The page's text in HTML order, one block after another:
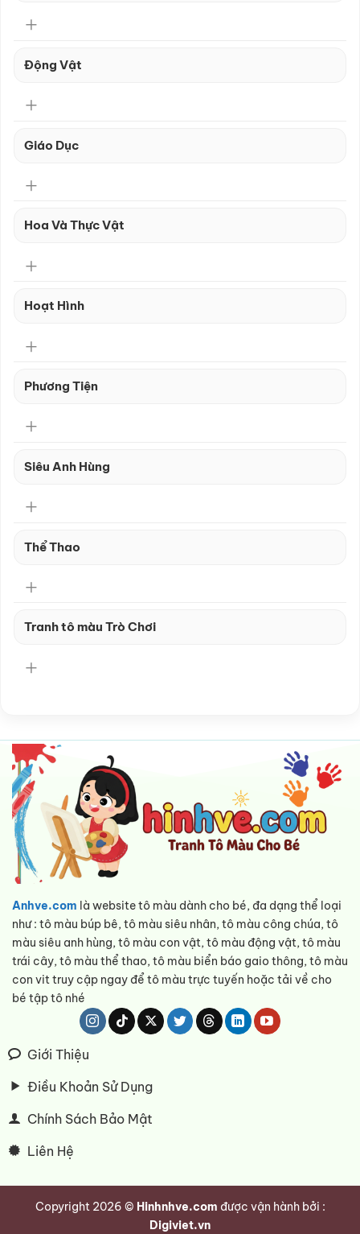
Động Vật
Giáo Dục
Hoa Và Thực Vật
Hoạt Hình
Phương Tiện
Siêu Anh Hùng
Thể Thao
Tranh tô màu Trò Chơi
Anhve.com là website tô màu dành cho bé, đa dạng thể loại
như : tô màu búp bê, tô màu siêu nhân, tô màu công chúa, tô
màu siêu anh hùng, tô màu con vật, tô màu động vật, tô màu
trái cây, tô màu thể thao, tô màu biển báo gaio thông, tô màu
con vit truy cập ngay để tô màu trực tuyến hoặc tải về cho
bé tập tô nhé
Giới Thiệu
Điều Khoản Sử Dụng
Chính Sách Bảo Mật
Liên Hệ
Copyright 2026 © Hinhnhve.com được vận hành bởi :
Digiviet.vn